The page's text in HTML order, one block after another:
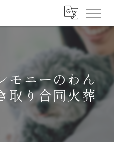
モニーのわん
取り合同火葬